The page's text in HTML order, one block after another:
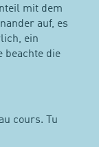
mit dem
auf, es
ein
beachte die
cours. Tu